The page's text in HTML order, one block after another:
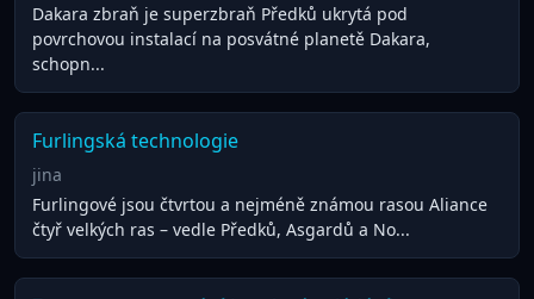
Dakara zbraň je superzbraň Předků ukrytá pod
povrchovou instalací na posvátné planetě Dakara,
schopn...
Furlingská technologie
jina
Furlingové jsou čtvrtou a nejméně známou rasou Aliance
čtyř velkých ras – vedle Předků, Asgardů a No...